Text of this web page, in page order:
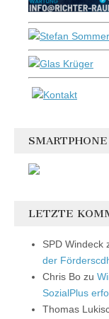
LETZTE
SPD Windeck
der
Chris Bo zu
SozialPlus
Thomas